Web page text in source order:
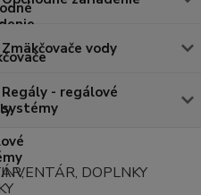
Zmäkčovače vody
Regály - regálové
systémy
INVENTÁR, DOPLNKY